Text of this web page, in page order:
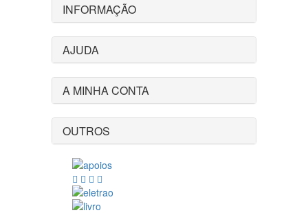
INFORMAÇÃO
AJUDA
A MINHA CONTA
OUTROS